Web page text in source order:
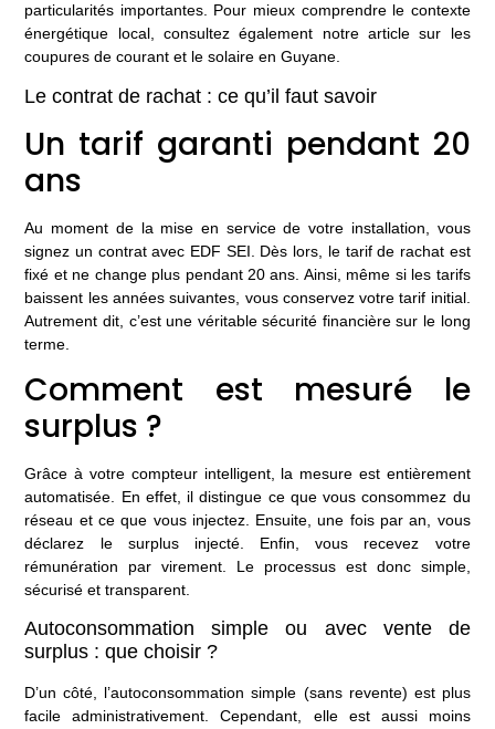
particularités importantes. Pour mieux comprendre le contexte
énergétique local, consultez également notre article sur les
coupures de courant et le solaire en Guyane
Le contrat de rachat : ce qu’il faut savoir
Un tarif garanti pendant 20
ans
Au moment de la mise en service de votre installation, vous
signez un contrat avec EDF SEI. Dès lors, le tarif de rachat est
fixé et ne change plus pendant 20 ans. Ainsi, même si les tarifs
baissent les années suivantes, vous conservez votre tarif initial.
Autrement dit, c’est une véritable sécurité financière sur le long
terme.
Comment est mesuré le
surplus ?
Grâce à votre compteur intelligent, la mesure est entièrement
automatisée. En effet, il distingue ce que vous consommez du
réseau et ce que vous injectez. Ensuite, une fois par an, vous
déclarez le surplus injecté. Enfin, vous recevez votre
rémunération par virement. Le processus est donc simple,
sécurisé et transparent.
Autoconsommation simple ou avec vente de
surplus : que choisir ?
D’un côté, l’autoconsommation simple (sans revente) est plus
facile administrativement. Cependant, elle est aussi moins